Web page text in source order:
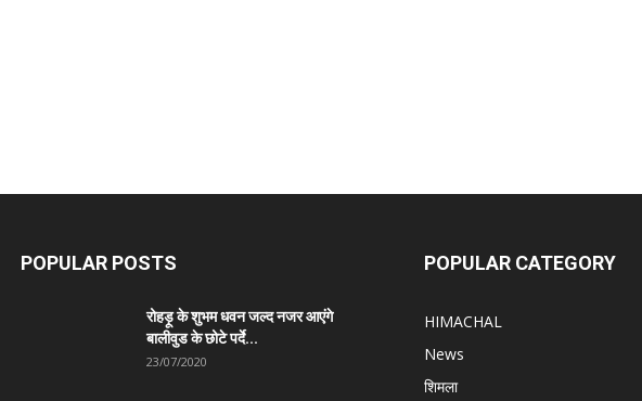
POPULAR POSTS
रोहड़ू के शुभम धवन जल्द नजर आएंगे
बालीवुड के छोटे पर्दे...
23/07/2020
POPULAR CATEGORY
HIMACHAL
News
शिमला